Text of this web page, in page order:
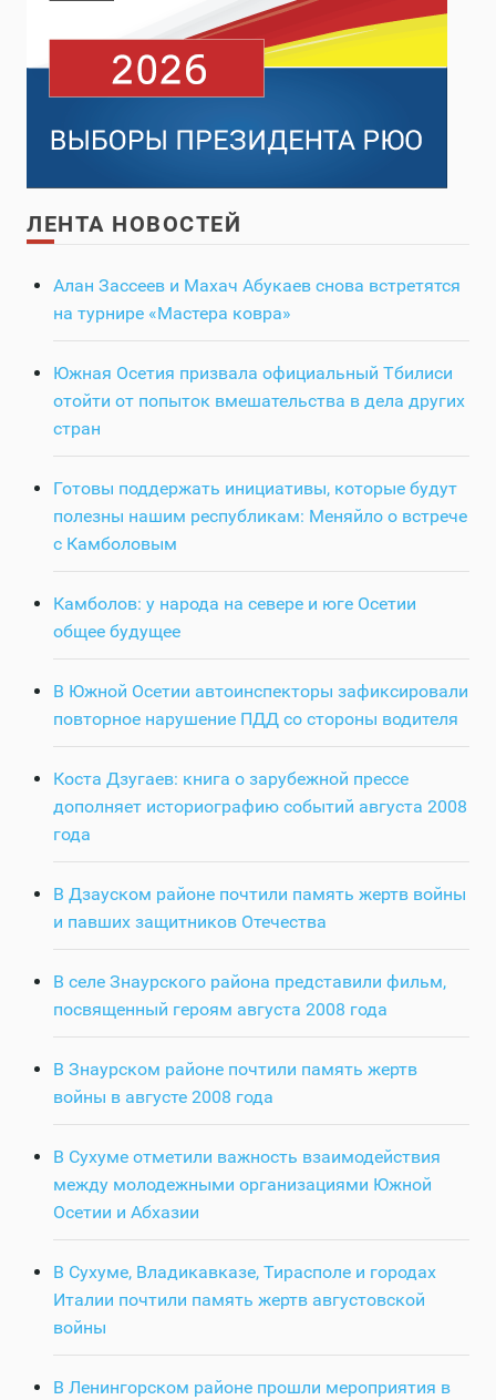
ЛЕНТА НОВОСТЕЙ
Алан Зассеев и Махач Абукаев снова встретятся
на турнире «Мастера ковра»
Южная Осетия призвала официальный Тбилиси
отойти от попыток вмешательства в дела других
стран
Готовы поддержать инициативы, которые будут
полезны нашим республикам: Меняйло о встрече
с Камболовым
Камболов: у народа на севере и юге Осетии
общее будущее
В Южной Осетии автоинспекторы зафиксировали
повторное нарушение ПДД со стороны водителя
Коста Дзугаев: книга о зарубежной прессе
дополняет историографию событий августа 2008
года
В Дзауском районе почтили память жертв войны
и павших защитников Отечества
В селе Знаурского района представили фильм,
посвященный героям августа 2008 года
В Знаурском районе почтили память жертв
войны в августе 2008 года
В Сухуме отметили важность взаимодействия
между молодежными организациями Южной
Осетии и Абхазии
В Сухуме, Владикавказе, Тирасполе и городах
Италии почтили память жертв августовской
войны
В Ленингорском районе прошли мероприятия в